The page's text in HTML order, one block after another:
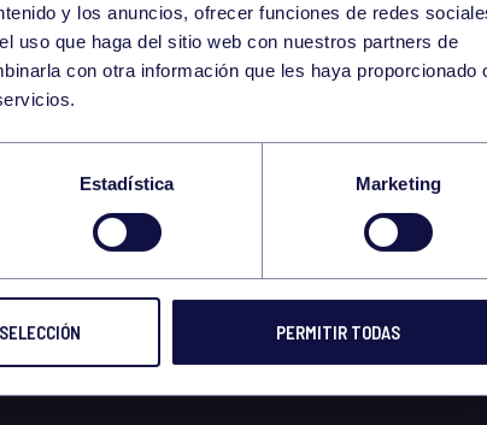
y los anuncios, ofrecer funciones de redes
uso que haga del sitio web con nuestros partners de
con otra información que les haya proporcionado
Estadística Marketing
PERMITIR TODAS
Comparte